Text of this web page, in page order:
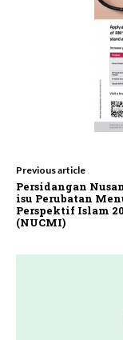
Previous article
Persidangan
isu Perubatan
Perspektif Islam
(NUCMI)